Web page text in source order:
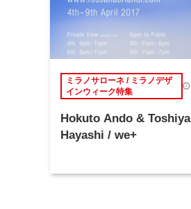
ミラノサローネ / ミラノデザ
インウィーク特集
Hokuto Ando & Toshiya
Hayashi / we+